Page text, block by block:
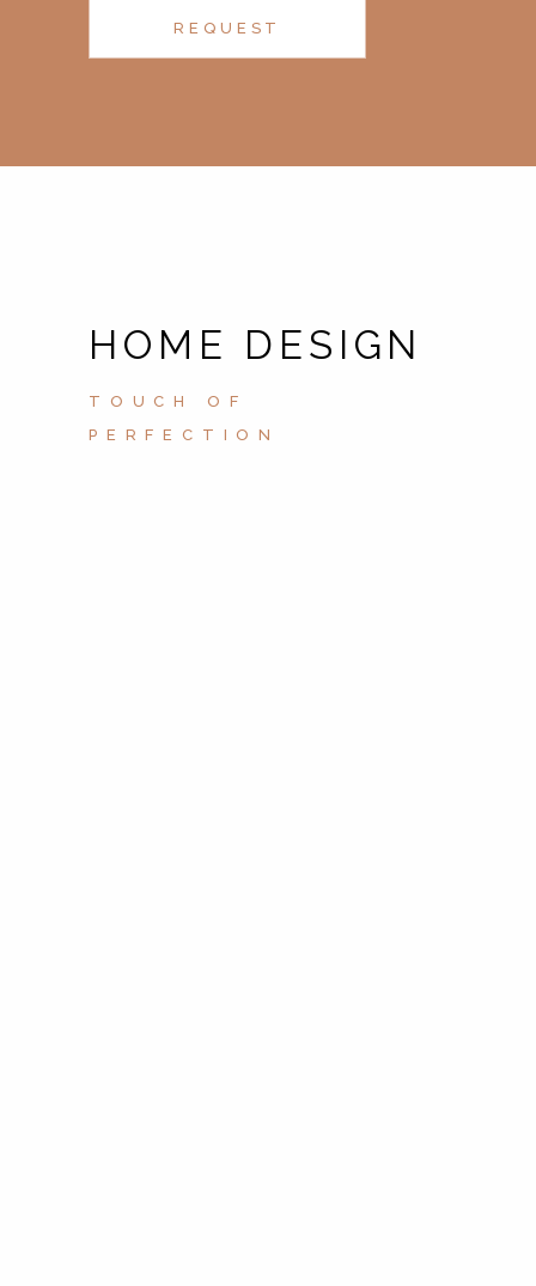
REQUEST
HOME DESIGN
TOUCH OF
PERFECTION